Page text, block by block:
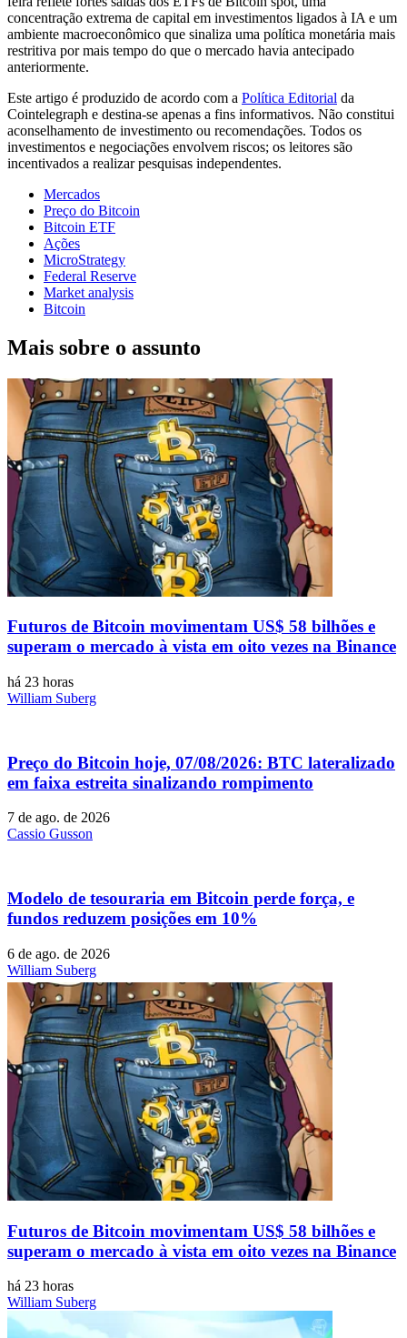
concentração extrema de capital em investimentos ligados à IA e um
ambiente macroeconômico que sinaliza uma política monetária mais
restritiva por mais tempo do que o mercado havia antecipado
anteriormente.
Este artigo é produzido de acordo com a Política Editorial da
Cointelegraph e destina-se apenas a fins informativos. Não constitui
aconselhamento de investimento ou recomendações. Todos os
investimentos e negociações envolvem riscos; os leitores são
incentivados a realizar pesquisas independentes.
Mercados
Preço do Bitcoin
Bitcoin ETF
Ações
MicroStrategy
Federal Reserve
Market analysis
Bitcoin
Mais sobre o assunto
Futuros de Bitcoin movimentam US$ 58 bilhões e
superam o mercado à vista em oito vezes na Binance
há 23 horas
William Suberg
Preço do Bitcoin hoje, 07/08/2026: BTC lateralizado
em faixa estreita sinalizando rompimento
7 de ago. de 2026
Cassio Gusson
Modelo de tesouraria em Bitcoin perde força, e
fundos reduzem posições em 10%
6 de ago. de 2026
William Suberg
Futuros de Bitcoin movimentam US$ 58 bilhões e
superam o mercado à vista em oito vezes na Binance
há 23 horas
William Suberg